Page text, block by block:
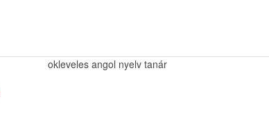
okleveles angol nyelv tanár